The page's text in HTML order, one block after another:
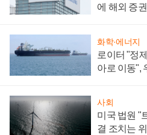
에 해외 증
화학·에너지
로이터 "정
아로 이동",
사회
미국 법원 "
결 조치는